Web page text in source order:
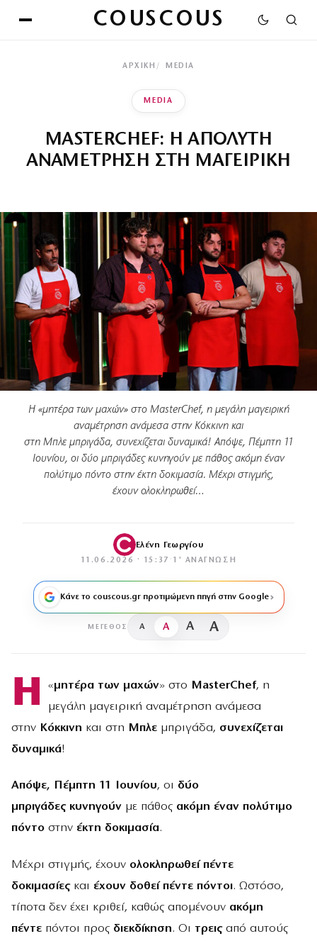
COUSCOUS
ΑΡΧΙΚΉ MEDIA
MEDIA
MASTERCHEF: Η ΑΠΟΛΥΤΗ
ΑΝΑΜΕΤΡΗΣΗ ΣΤΗ ΜΑΓΕΙΡΙΚΗ
H «μητέρα των μαχών» στο MasterChef, η μεγάλη μαγειρική
αναμέτρηση ανάμεσα στην Κόκκινη και
στη Μπλε μπριγάδα, συνεχίζεται δυναμικά! Απόψε, Πέμπτη 11
Ιουνίου, οι δύο μπριγάδες κυνηγούν με πάθος ακόμη έναν
πολύτιμο πόντο στην έκτη δοκιμασία. Μέχρι στιγμής,
έχουν ολοκληρωθεί…
Ελένη Γεωργίου
11.06.2026 · 15:37 · 1′ ΑΝΆΓΝΩΣΗ
Κάνε το couscous.gr προτιμώμενη πηγή στην Google
ΜΈΓΕΘΟΣ A A A A
H «μητέρα των μαχών» στο MasterChef, η
μεγάλη μαγειρική αναμέτρηση ανάμεσα
στην Κόκκινη και στη Μπλε μπριγάδα, συνεχίζεται
δυναμικά!
Απόψε, Πέμπτη 11 Ιουνίου, οι δύο
μπριγάδες κυνηγούν με πάθος ακόμη έναν πολύτιμο
πόντο στην έκτη δοκιμασία.
Μέχρι στιγμής, έχουν ολοκληρωθεί πέντε
δοκιμασίεςκαι έχουν δοθεί πέντε πόντοι. Ωστόσο,
τίποτα δεν έχει κριθεί, καθώς απομένουν ακόμη
πέντε πόντοι προς διεκδίκηση. Οι τρεις από αυτούς